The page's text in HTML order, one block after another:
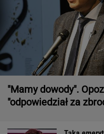
"Mamy dowody".
"odpowiedział za